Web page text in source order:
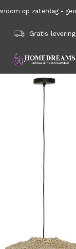
Gratis levering